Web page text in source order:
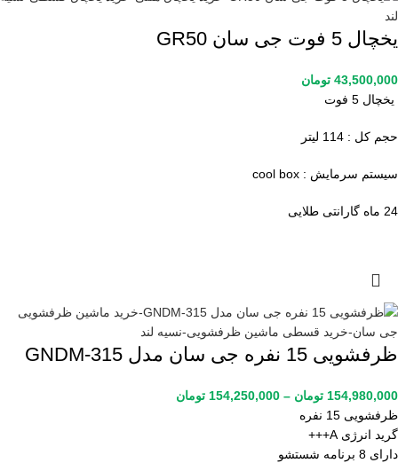
یخچال 5 فوت جی سان GR50
43,500,000 تومان
یخچال 5 فوت
حجم کل : 114 لیتر
سیستم سرمایش : cool box
24 ماه گارانتی طلایی
ظرفشویی 15 نفره جی سان مدل GNDM-315
154,980,000 تومان –
154,250,000 تومان
ظرفشویی 15 نفره
گرید انرژی A+++
دارای 8 برنامه شستشو